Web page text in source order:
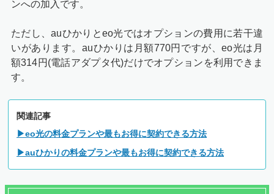
ンへの加入です。
ただし、auひかりとeo光ではオプションの費用に若干違
いがあります。auひかりは月額770円ですが、eo光は月
額314円(電話アダプタ代)だけでオプションを利用できま
す。
関連記事
▶eo光の料金プランや最もお得に契約できる方法
▶auひかりの料金プランや最もお得に契約できる方法